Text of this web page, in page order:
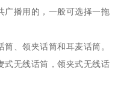
广播用的，一般可选择一拖
、领夹话筒和耳麦话筒。
式无线话筒，领夹式无线话